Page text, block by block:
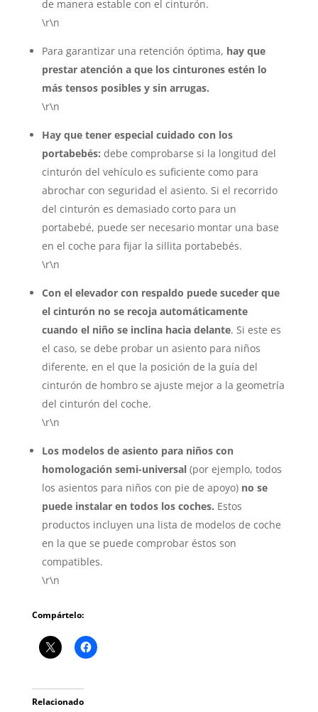
de manera estable con el cinturón.
\r\n
Para garantizar una retención óptima, hay que
prestar atención a que los cinturones estén lo
más tensos posibles y sin arrugas.
\r\n
Hay que tener especial cuidado con los
portabebés: debe comprobarse si la longitud del
cinturón del vehículo es suficiente como para
abrochar con seguridad el asiento. Si el recorrido
del cinturón es demasiado corto para un
portabebé, puede ser necesario montar una base
en el coche para fijar la sillita portabebés.
\r\n
Con el elevador con respaldo puede suceder que
el cinturón no se recoja automáticamente
cuando el niño se inclina hacia delante. Si este es
el caso, se debe probar un asiento para niños
diferente, en el que la posición de la guía del
cinturón de hombro se ajuste mejor a la geometría
del cinturón del coche.
\r\n
Los modelos de asiento para niños con
homologación semi-universal(por ejemplo, todos
los asientos para niños con pie de apoyo) no se
puede instalar en todos los coches. Estos
productos incluyen una lista de modelos de coche
en la que se puede comprobar éstos son
compatibles.
\r\n
Compártelo:
Relacionado